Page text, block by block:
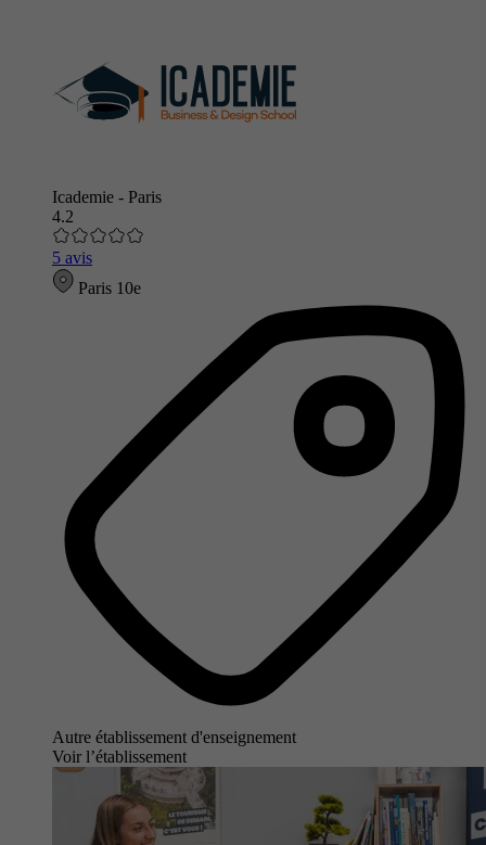
Icademie - Paris
4.2
5 avis
Paris 10e
Autre établissement d'enseignement
Voir l’établissement